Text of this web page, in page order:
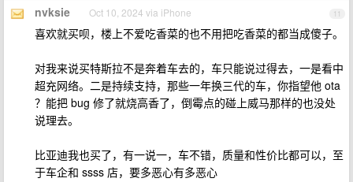
11
nvksie Oct 10, 2024 via iPhone
喜欢就买呗，楼上不爱吃香菜的也不用把吃香菜的都当成傻子。
对我来说买特斯拉不是奔着车去的，车只能说过得去，一是看中
超充网络。二是持续支持，那些一年换三代的车，你指望他 ota
？能把 bug 修了就烧高香了，倒霉点的碰上威马那样的也没处
说理去。
比亚迪我也买了，有一说一，车不错，质量和性价比都可以，至
于车企和 ssss 店，要多恶心有多恶心